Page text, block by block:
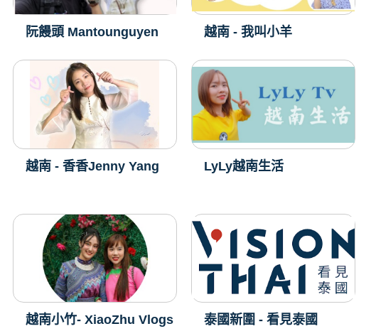
阮饅頭 Mantounguyen 越南 - 我叫小羊
越南 - 香香Jenny Yang LyLy越南生活
越南小竹- XiaoZhu Vlogs 泰國新圍 - 看見泰國